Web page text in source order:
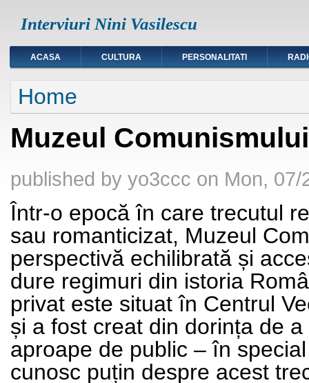
Interviuri Nini Vasilescu
ACASA CULTURA PERSONALITATI
You are here
Home
Muzeul
published by yo3ccc on Mon, 07/
Într-o epocă în care trecutul
sau romanticizat, Muzeul
perspectivă echilibrată și
dure regimuri din istoria
privat este situat în Centrul
și a fost creat din dorința de
aproape de public – în
cunosc puțin despre acest